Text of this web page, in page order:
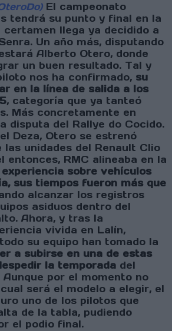
El campeonato
tendrá su punto y final en la
certamen llega ya decidido a
Un año más, disputando
Alberto Otero, donde
un buen resultado. Tal y
nos ha confirmado, su
en la línea de salida a los
, categoría que ya tanteó
Más concretamente en
disputa del Rallye do Cocido.
Deza, Otero se estrenó
las unidades del Renault Clio
entonces, RMC alineaba en la
experiencia sobre vehículos
sus tiempos fueron más que
alcanzar los registros
asiduos dentro del
Ahora, y tras la
vivida en Lalín,
su equipo han tomado la
a subirse en una de estas
la temporada del
Aunque por el momento no
será el modelo a elegir, el
uno de los pilotos que
de la tabla, pudiendo
el podio final.